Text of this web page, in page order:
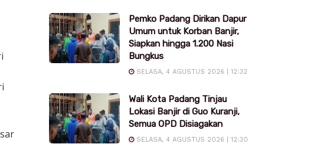
Pemko Padang Dirikan Dapur
Umum untuk Korban Banjir,
Siapkan hingga 1.200 Nasi
Bungkus
SELASA, 4 AGUSTUS 2026 | 12:32
Wali Kota Padang Tinjau
Lokasi Banjir di Guo Kuranji,
Semua OPD Disiagakan
SELASA, 4 AGUSTUS 2026 | 12:30